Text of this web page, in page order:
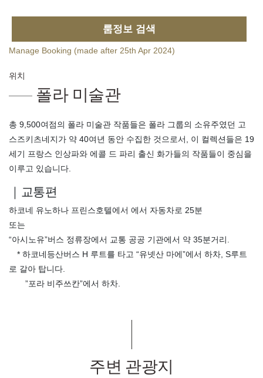
룸정보 검색
Manage Booking (made after 25th Apr 2024)
위치
폴라 미술관
총 9,500여점의 폴라 미술관 작품들은 폴라 그룹의 소유주였던 고
스즈키츠네지가 약 40여년 동안 수집한 것으로서, 이 컬렉션들은 19
세기 프랑스 인상파와 에콜 드 파리 출신 화가들의 작품들이 중심을
이루고 있습니다.
｜교통편
하코네 유노하나 프린스호텔에서 에서 자동차로 25분
또는
“아시노유”버스 정류장에서 교통 공공 기관에서 약 35분거리.
* 하코네등산버스 H 루트를 타고 “유넷산 마에”에서 하차, S루트
로 갈아 탑니다.
”포라 비주쓰칸”에서 하차.
주변 관광지